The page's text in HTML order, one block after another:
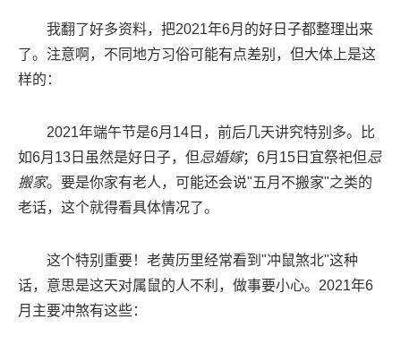
我翻了好多资料，把2021年6月的好日子都整理出来
了。注意啊，不同地方习俗可能有点差别，但大体上是这
样的：
2021年端午节是6月14日，前后几天讲究特别多。比
如6月13日虽然是好日子，但 忌婚嫁；6月15日宜祭祀但 忌
搬家。要是你家有老人，可能还会说"五月不搬家"之类的
老话，这个就得看具体情况了。
这个特别重要！老黄历里经常看到"冲鼠煞北"这种
话，意思是这天对属鼠的人不利，做事要小心。2021年6
月主要冲煞有这些：